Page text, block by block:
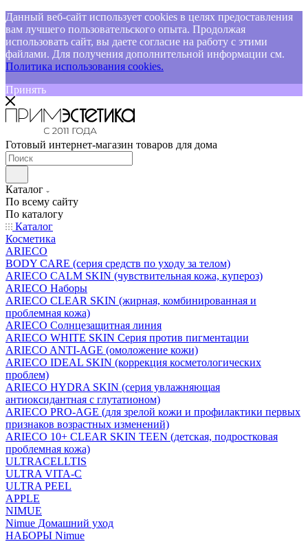
Данный веб-сайт использует cookies в целях предоставления
вам лучшего пользовательского опыта. Продолжая
использовать сайт, вы даете согласие на работу с этими
файлами. Для получения дополнительной информации см.
Политика использования cookies.
Принять
Готовый интернет-магазин товаров для дома
Каталог
По всему сайту
По каталогу
Каталог
Косметика
ARIECO
BODY CARE (серия средств по уходу за телом)
ARIECO CALM SKIN (чувствительная кожа, купероз)
ARIECO Наборы
ARIECO CLEAR SKIN (жирная, комбинированная и
проблемная кожа)
ARIECO Солнцезащитная линия
ARIECO WHITE SKIN Серия против пигментации
ARIECO ANTI-AGE (омоложение кожи)
ARIECO IDEAL SKIN (коррекция косметологических
проблем)
ARIECO HYDRA SKIN (серия увлажняющая
антиоксидантная с глутатионом)
ARIECO PRO-AGE (для зрелой кожи и профилактики первых
признаков возрастных изменений)
ARIECO 10+ CLEAR SKIN TEEN (детская, подростковая
проблемная кожа)
ULTRACELLTIS
ULTRA VITA-C
ULTRA PEEL
APPLE
NIMUE
Nimue Домашний уход
НАБОРЫ Nimue